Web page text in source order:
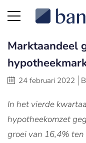
Marktaandeel
24 februari 2022
In het vierde
hypotheekomzet
groei van 16,4%